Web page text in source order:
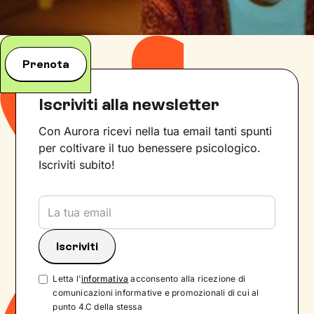
Prenota
Iscriviti alla newsletter
Con Aurora ricevi nella tua email tanti spunti
per coltivare il tuo benessere psicologico.
Iscriviti subito!
Letta l'informativa acconsento alla ricezione di
comunicazioni informative e promozionali di cui al
punto 4.C della stessa